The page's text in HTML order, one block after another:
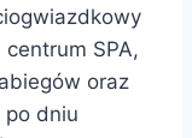
SPA,
oraz
po dniu